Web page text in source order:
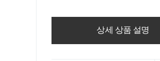
상세 상품 설명